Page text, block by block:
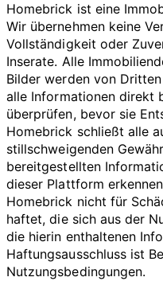
Homebrick ist eine
Wir übernehmen keine
Vollständigkeit oder
Inserate. Alle
Bilder werden von
alle Informationen direkt
überprüfen, bevor sie
Homebrick schließt alle
stillschweigenden
bereitgestellten
dieser Plattform
Homebrick nicht für
haftet, die sich aus der
die hierin enthaltenen
Haftungsausschluss ist
Nutzungsbedingungen.